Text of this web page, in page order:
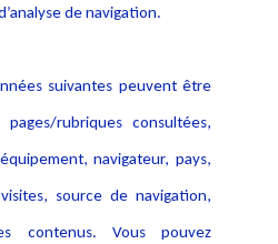
de navigation.
suivantes peuvent être
rubriques consultées,
navigateur, pays,
source de navigation,
contenus. Vous pouvez